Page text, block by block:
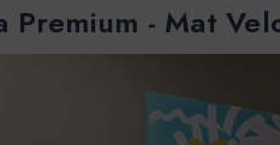
Premium - Mat